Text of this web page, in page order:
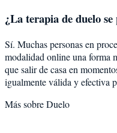
¿La terapia de duelo
Sí. Muchas personas en
modalidad online una forma
que salir de casa en
igualmente válida y efectiva
Más sobreDuelo